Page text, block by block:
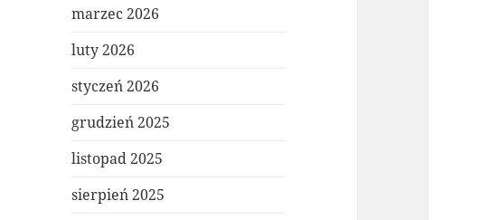
marzec 2026
luty 2026
styczeń 2026
grudzień 2025
listopad 2025
sierpień 2025